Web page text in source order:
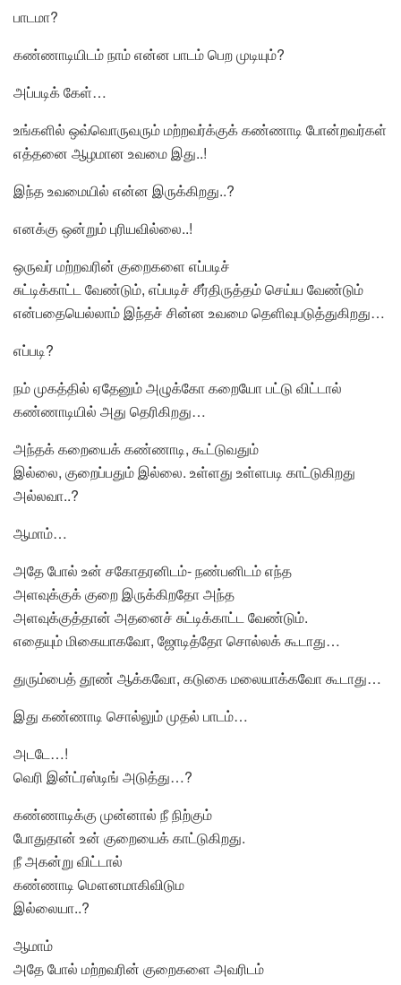
பாடமா?
கண்ணாடியிடம் நாம் என்ன பாடம் பெற முடியும்?
அப்படிக் கேள்…
உங்களில் ஒவ்வொருவரும் மற்றவர்க்குக் கண்ணாடி போன்றவர்கள்
எத்தனை ஆழமான உவமை இது..!
இந்த உவமையில் என்ன இருக்கிறது..?
எனக்கு ஒன்றும் புரியவில்லை..!
ஒருவர் மற்றவரின் குறைகளை எப்படிச்
சுட்டிக்காட்ட வேண்டும், எப்படிச் சீர்திருத்தம் செய்ய வேண்டும்
என்பதையெல்லாம் இந்தச் சின்ன உவமை தெளிவுபடுத்துகிறது…
எப்படி?
நம் முகத்தில் ஏதேனும் அழுக்கோ கறையோ பட்டு விட்டால்
கண்ணாடியில் அது தெரிகிறது…
அந்தக் கறையைக் கண்ணாடி, கூட்டுவதும்
இல்லை, குறைப்பதும் இல்லை. உள்ளது உள்ளபடி காட்டுகிறது
அல்லவா..?
ஆமாம்…
அதே போல் உன் சகோதரனிடம்- நண்பனிடம் எந்த
அளவுக்குக் குறை இருக்கிறதோ அந்த
அளவுக்குத்தான் அதனைச் சுட்டிக்காட்ட வேண்டும்.
எதையும் மிகையாகவோ, ஜோடித்தோ சொல்லக் கூடாது…
துரும்பைத் தூண் ஆக்கவோ, கடுகை மலையாக்கவோ கூடாது…
இது கண்ணாடி சொல்லும் முதல் பாடம்…
அடடே…!
வெரி இன்ட்ரஸ்டிங் அடுத்து…?
கண்ணாடிக்கு முன்னால் நீ நிற்கும்
போதுதான் உன் குறையைக் காட்டுகிறது.
நீ அகன்று விட்டால்
கண்ணாடி மௌனமாகிவிடும
இல்லையா..?
ஆமாம்
அதே போல் மற்றவரின் குறைகளை அவரிடம்